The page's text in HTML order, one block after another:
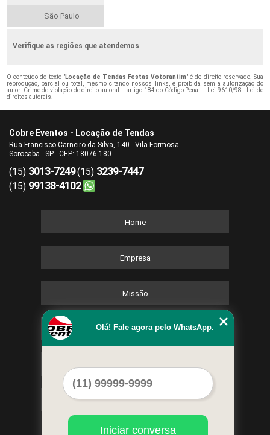
São Paulo
Verifique as regiões que atendemos
O conteúdo do texto "Locação de Tendas Festas Votorantim" é de direito reservado. Sua
reprodução, parcial ou total, mesmo citando nossos links, é proibida sem a autorização do
autor. Crime de violação de direito autoral – artigo 184 do Código Penal –
Lei 9610/98 - Lei de
direitos autorais
Cobre Eventos - Locação de Tendas
Rua Francisco Carneiro da Silva, 140 - Vila Formosa
Sorocaba - SP - CEP: 18076-180
(15) 3013-7249(15) 3239-7447
(15) 99138-4102
Home
Empresa
Missão
Serviços
Mapa do site
Olá! Fale agora pelo WhatsApp.
Iniciar conversa